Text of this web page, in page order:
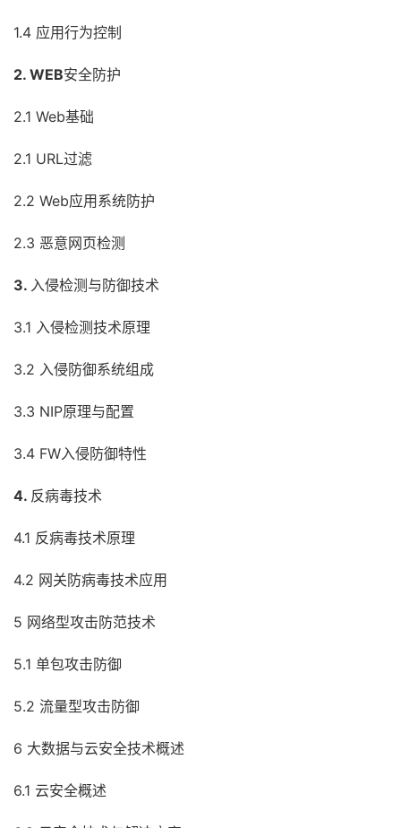
1.4 应用行为控制
2. WEB安全防护
2.1 Web基础
2.1 URL过滤
2.2 Web应用系统防护
2.3 恶意网页检测
3. 入侵检测与防御技术
3.1 入侵检测技术原理
3.2 入侵防御系统组成
3.3 NIP原理与配置
3.4 FW入侵防御特性
4. 反病毒技术
4.1 反病毒技术原理
4.2 网关防病毒技术应用
5 网络型攻击防范技术
5.1 单包攻击防御
5.2 流量型攻击防御
6 大数据与云安全技术概述
6.1 云安全概述